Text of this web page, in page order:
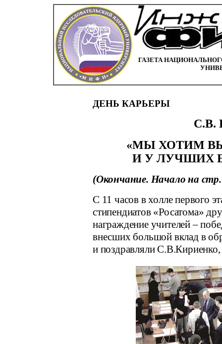
ГАЗЕТА
ДЕНЬ КАРЬЕРЫ
С.В.
«МЫ ХОТИМ
И У ЛУЧШИХ
(Окончание. Начало на
С 11 часов в холле первого
стипендиатов «Росатома»
награждение учителей –
внесших большой вклад в
и поздравляли